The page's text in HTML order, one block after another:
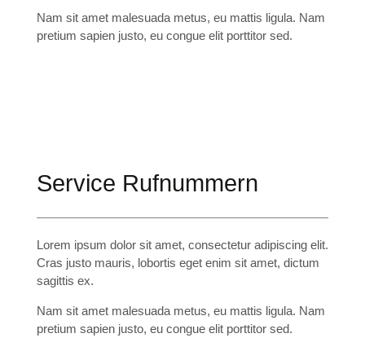
Nam sit amet malesuada metus, eu mattis ligula. Nam
pretium sapien justo, eu congue elit porttitor sed.
Service Rufnummern
Lorem ipsum dolor sit amet, consectetur adipiscing elit.
Cras justo mauris, lobortis eget enim sit amet, dictum
sagittis ex.
Nam sit amet malesuada metus, eu mattis ligula. Nam
pretium sapien justo, eu congue elit porttitor sed.